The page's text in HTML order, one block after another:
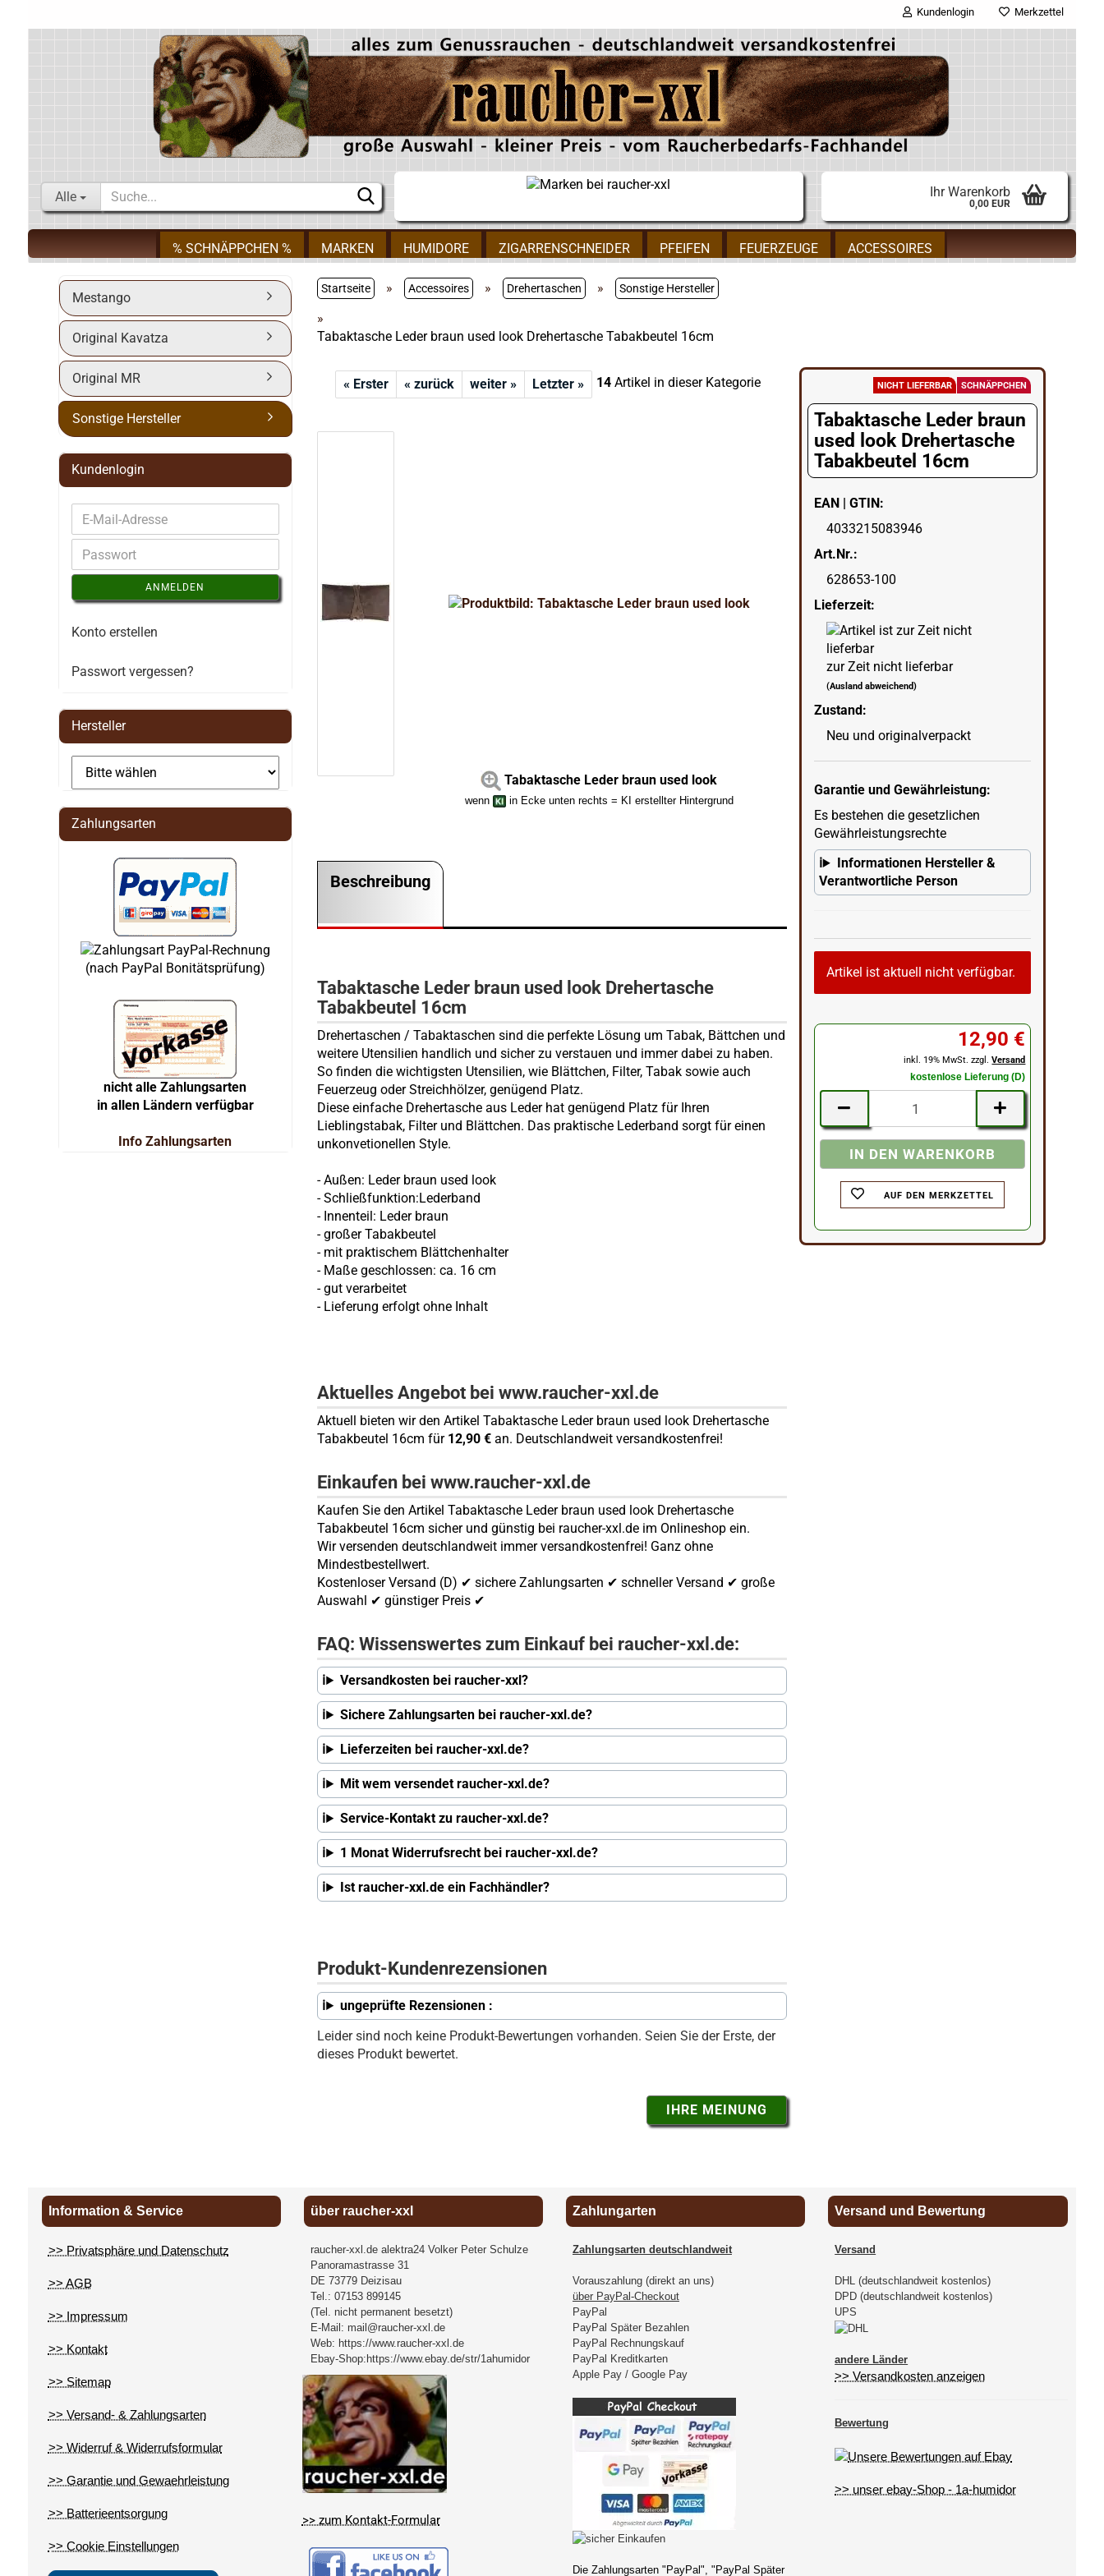
Kundenlogin
E-Mail
Passwort
Konto erstellen
Passwort vergessen?
Merkzettel
Alle Ihr Warenkorb
0,00 EUR
% SCHNÄPPCHEN % MARKEN HUMIDORE ZIGARRENSCHNEIDER PFEIFEN FEUERZEUGE ACCESSOIRES
Startseite » Accessoires » Drehertaschen » Sonstige Hersteller
»
Tabaktasche Leder braun used look Drehertasche Tabakbeutel 16cm
« Erster « zurück weiter » Letzter » 14 Artikel in dieser Kategorie
Tabaktasche Leder braun used look
wenn in Ecke unten rechts = KI erstellter Hintergrund in Ecke unten rechts = KI erstellter
NICHT LIEFERBAR SCHNÄPPCHEN
Tabaktasche Leder braun
used look Drehertasche
Tabakbeutel 16cm
EAN | GTIN:
4033215083946
Art.Nr.:
628653-100
Lieferzeit:
zur Zeit nicht lieferbar
(Ausland abweichend)
Zustand:
Neu und originalverpackt
Garantie und Gewährleistung:
Es bestehen die gesetzlichen
Gewährleistungsrechte
Informationen Hersteller &
Verantwortliche Person
Artikel ist aktuell nicht verfügbar.
12,90 €
inkl. 19% MwSt. zzgl.Versand
kostenlose Lieferung (D)
AUF DEN MERKZETTEL
Beschreibung
Tabaktasche Leder braun used look Drehertasche
Tabakbeutel 16cm
Drehertaschen / Tabaktaschen sind die perfekte Lösung um Tabak, Bättchen und
weitere Utensilien handlich und sicher zu verstauen und immer dabei zu haben.
So finden die wichtigsten Utensilien, wie Blättchen, Filter, Tabak sowie auch
Feuerzeug oder Streichhölzer, genügend Platz.
Diese einfache Drehertasche aus Leder hat genügend Platz für Ihren
Lieblingstabak, Filter und Blättchen. Das praktische Lederband sorgt für einen
unkonvetionellen Style.
- Außen: Leder braun used look
- Schließfunktion:Lederband
-Innenteil: Leder braun
- großer Tabakbeutel
- mit praktischem Blättchenhalter
- Maße geschlossen: ca. 16 cm
- gut verarbeitet
- Lieferung erfolgt ohne Inhalt
Aktuelles Angebot bei www.raucher-xxl.de
Aktuell bieten wir den Artikel Tabaktasche Leder braun used look Drehertasche
Tabakbeutel 16cm für 12,90 € an. Deutschlandweit versandkostenfrei!
Einkaufen bei www.raucher-xxl.de
Kaufen Sie den Artikel Tabaktasche Leder braun used look Drehertasche
Tabakbeutel 16cm sicher und günstig bei raucher-xxl.de im Onlineshop ein.
Wir versenden deutschlandweit immer versandkostenfrei! Ganz ohne
Mindestbestellwert.
Kostenloser Versand (D) ✔ sichere Zahlungsarten ✔ schneller Versand ✔ große
Auswahl ✔ günstiger Preis ✔
FAQ: Wissenswertes zum Einkauf bei raucher-xxl.de:
Versandkosten bei raucher-xxl?
Sichere Zahlungsarten bei raucher-xxl.de?
Lieferzeiten bei raucher-xxl.de?
Mit wem versendet raucher-xxl.de?
Service-Kontakt zu raucher-xxl.de?
1 Monat Widerrufsrecht bei raucher-xxl.de?
Ist raucher-xxl.de ein Fachhändler?
Produkt-Kundenrezensionen
ungeprüfte Rezensionen :
Leider sind noch keine Produkt-Bewertungen vorhanden. Seien Sie der Erste, der
dieses Produkt bewertet.
IHRE MEINUNG
Mestango
Original Kavatza
Original MR
Sonstige Hersteller
Kundenlogin
ANMELDEN
Konto erstellen
Passwort vergessen?
Hersteller
Zahlungsarten
(nach PayPal Bonitätsprüfung)
nicht alle Zahlungsarten
in allen Ländern verfügbar
Info Zahlungsarten
Information & Service
>> Privatsphäre und Datenschutz
>> AGB
>> Impressum
>> Kontakt
>> Sitemap
>> Versand- & Zahlungsarten
>> Widerruf & Widerrufsformular
>> Garantie und Gewaehrleistung
>> Batterieentsorgung
>> Cookie Einstellungen
über raucher-xxl
raucher-xxl.de alektra24 Volker Peter Schulze
Panoramastrasse 31
DE 73779 Deizisau
Tel.: 07153 899145
(Tel. nicht permanent besetzt)
E-Mail: mail@raucher-xxl.de
Web: https://www.raucher-xxl.de
Ebay-Shop: https://www.ebay.de/str/1ahumidor
>> zum Kontakt-Formular
Zahlungarten
Zahlungsarten deutschlandweit
Vorauszahlung (direkt an uns)
über PayPal-Checkout
PayPal
PayPal Später Bezahlen
PayPal Rechnungskauf
PayPal Kreditkarten
Apple Pay / Google Pay
Die Zahlungsarten "PayPal", "PayPal Später
Versand und Bewertung
Versand
DHL (deutschlandweit kostenlos)
DPD (deutschlandweit kostenlos)
UPS
andere Länder
>> Versandkosten anzeigen
Bewertung
>> unser ebay-Shop - 1a-humidor